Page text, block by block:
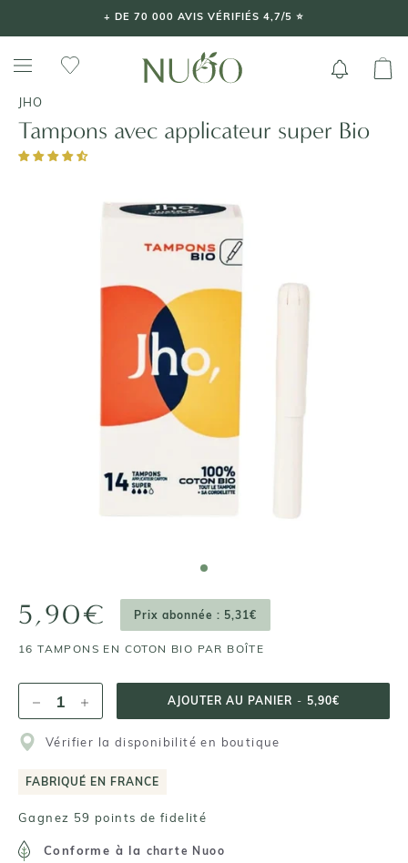
+ DE 70 000 AVIS VÉRIFIÉS 4,7/5 ⭐️
JHO
Tampons avec applicateur super Bio
5,90€ Prix abonnée : 5,31€
16 TAMPONS EN COTON BIO PAR BOÎTE
AJOUTER AU PANIER - 5,90€
Vérifier la disponibilité en boutique
FABRIQUÉ EN FRANCE
Gagnez 59 points de fidelité
Conforme à la charte Nuoo